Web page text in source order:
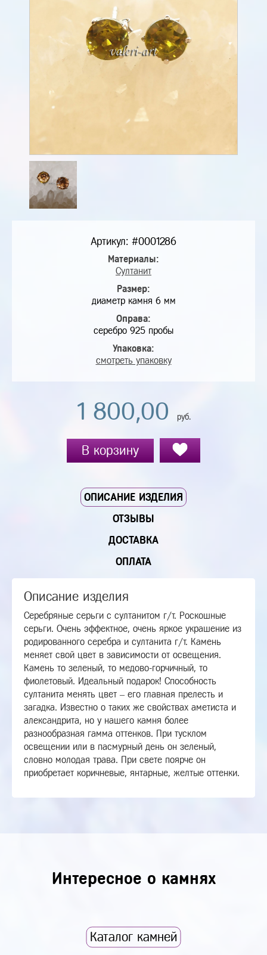
Артикул: #0001286
Материалы:
Султанит
Размер:
диаметр камня 6 мм
Оправа:
серебро 925 пробы
Упаковка:
смотреть упаковку
1 800,00 руб.
В корзину
ОПИСАНИЕ ИЗДЕЛИЯ
ОТЗЫВЫ
ДОСТАВКА
ОПЛАТА
Описание изделия
Серебряные серьги с султанитом г/т. Роскошные
серьги. Очень эффектное, очень яркое украшение из
родированного серебра и султанита г/т. Камень
меняет свой цвет в зависимости от освещения.
Камень то зеленый, то медово-горчичный, то
фиолетовый. Идеальный подарок! Способность
султанита менять цвет – его главная прелесть и
загадка. Известно о таких же свойствах аметиста и
александрита, но у нашего камня более
разнообразная гамма оттенков. При тусклом
освещении или в пасмурный день он зеленый,
словно молодая трава. При свете поярче он
приобретает коричневые, янтарные, желтые оттенки.
Интересное о камнях
Каталог камней